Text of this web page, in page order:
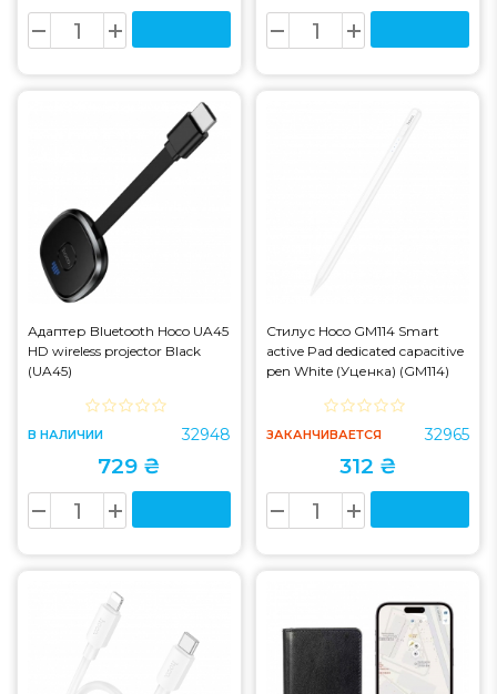
Адаптер Bluetooth Hoco UA45
HD wireless projector Black
(UA45)
В НАЛИЧИИ 32948
729 ₴
Стилус Hoco GM114 Smart
active Pad dedicated capacitive
pen White (Уценка) (GM114)
ЗАКАНЧИВАЕТСЯ 32965
312 ₴